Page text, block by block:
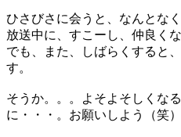
ひさびさに会うと、なんとな
放送中に、すこーし、仲良くな
でも、また、しばらくすると
す。
そうか。。。よそよそしくな
に・・・。お願いしよう（笑）